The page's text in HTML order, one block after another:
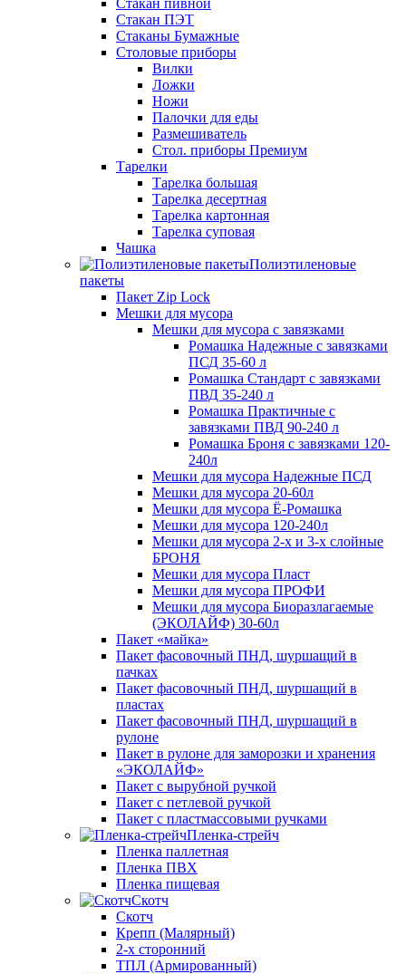
Стакан ПЭТ
Стаканы Бумажные
Столовые приборы
Вилки
Ложки
Ножи
Палочки для еды
Размешиватель
Стол. приборы Премиум
Тарелки
Тарелка большая
Тарелка десертная
Тарелка картонная
Тарелка суповая
Чашка
Полиэтиленовые
пакеты
Пакет Zip Lock
Мешки для мусора
Мешки для мусора с завязками
Ромашка Надежные с завязками
ПСД 35-60 л
Ромашка Стандарт с завязками
ПВД 35-240 л
Ромашка Практичные с
завязками ПВД 90-240 л
Ромашка Броня с завязками 120-
240л
Мешки для мусора Надежные ПСД
Мешки для мусора 20-60л
Мешки для мусора Ё-Ромашка
Мешки для мусора 120-240л
Мешки для мусора 2-х и 3-х слойные
БРОНЯ
Мешки для мусора Пласт
Мешки для мусора ПРОФИ
Мешки для мусора Биоразлагаемые
(ЭКОЛАЙФ) 30-60л
Пакет «майка»
Пакет фасовочный ПНД, шуршащий в
пачках
Пакет фасовочный ПНД, шуршащий в
пластах
Пакет фасовочный ПНД, шуршащий в
рулоне
Пакет в рулоне для заморозки и хранения
«ЭКОЛАЙФ»
Пакет с вырубной ручкой
Пакет с петлевой ручкой
Пакет с пластмассовыми ручками
Пленка-стрейч
Пленка паллетная
Пленка ПВХ
Пленка пищевая
Скотч
Скотч
Крепп (Малярный)
2-х сторонний
ТПЛ (Армированный)